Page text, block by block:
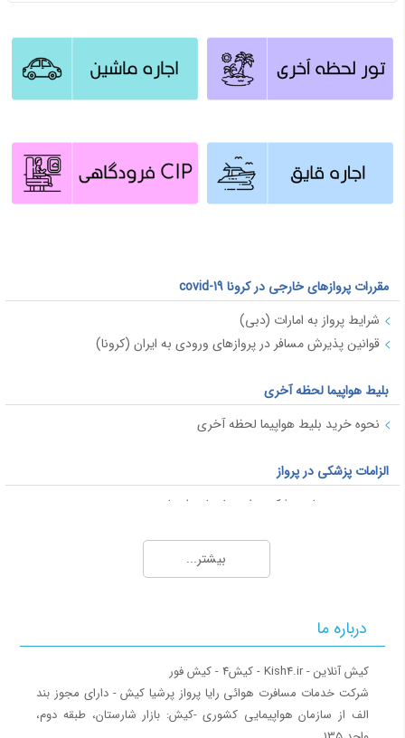
مقررات پروازهای خارجی در کرونا covid-19
شرایط پرواز به امارات (دبی)
قوانین پذیرش مسافر در پروازهای ورودی به ایران (کرونا)
بلیط هواپیما لحظه آخری
نحوه خرید بلیط هواپیما لحظه آخری
الزامات پزشکی در پرواز
محدودیت های پزشکی برای سفر با هواپیما
ویزای شینگن
کشورهای بدون ویزا برای ایرانیان
بار همراه مسافر
بیشتر...
درباره ما
‎کیش آنلاین - Kish4.ir - کیش4 - کیش فور
‎شرکت خدمات مسافرت هوائی رایا پرواز پرشیا کیش - دارای مجوز بند
الف از سازمان هواپیمایی کشوری ‎-کیش: بازار شارستان، طبقه دوم،